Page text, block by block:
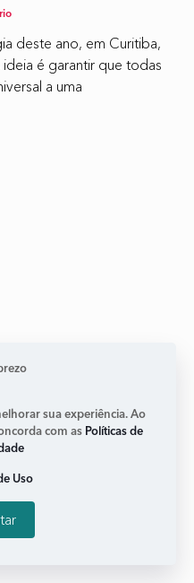
deste ano, em Curitiba,
é garantir que todas
a uma
lado do jornalista Milton
pela XP
sobre “Comunicar e
sua experiência. Ao
com as Políticas de
Uso